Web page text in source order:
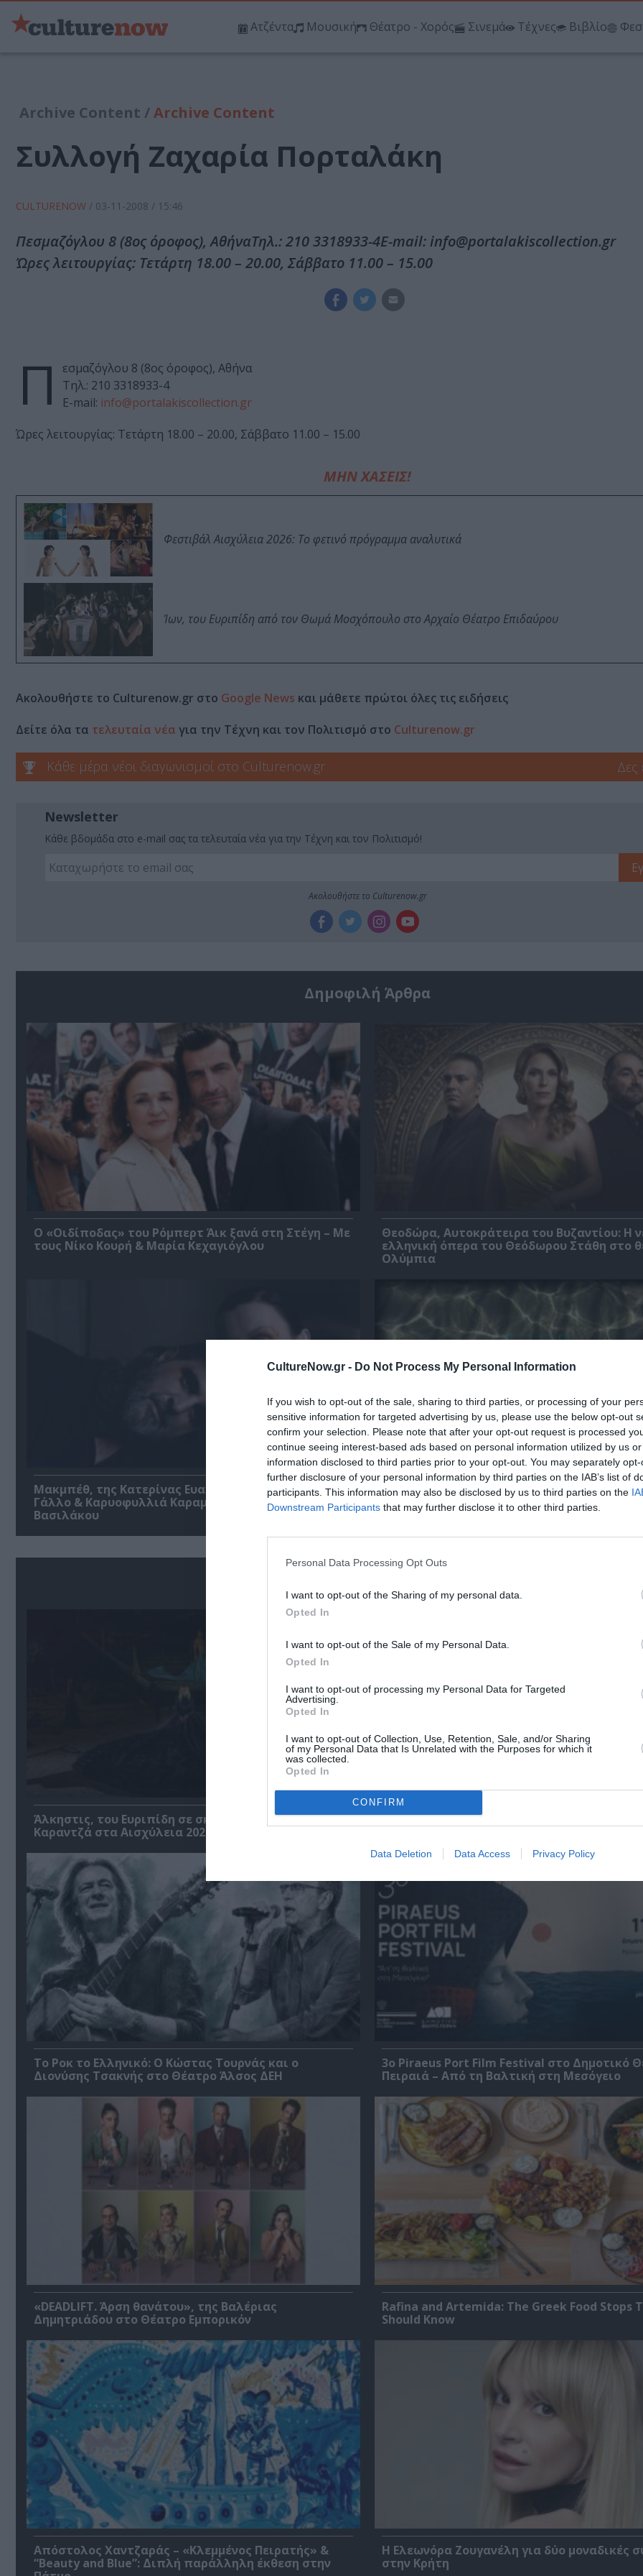
CultureNow.gr - Do Not Process My Personal Information
If you wish to opt-out of the sale, sharing to third parties, or processing of your
sensitive information for targeted advertising by us, please use the below opt-out
confirm your selection. Please note that after your opt-out request is processed
continue seeing interest-based ads based on personal information utilized by us
information disclosed to third parties prior to your opt-out. You may separately
further disclosure of your personal information by third parties on the IAB’s list of
participants. This information may also be disclosed by us to third parties on the
Downstream Participants that may further disclose it to other third parties.
Personal Data Processing Opt Outs
I want to opt-out of the Sharing of my personal data.
Opted In
I want to opt-out of the Sale of my Personal Data.
Opted In
I want to opt-out of processing my Personal Data for Targeted
Advertising.
Opted In
I want to opt-out of Collection, Use, Retention, Sale, and/or Sharing
of my Personal Data that Is Unrelated with the Purposes for which it
was collected.
Opted In
CONFIRM
Data Deletion Data Access Privacy Policy
Ατζέντα Μουσική Θέατρο - Χορός Σινεμά Τέχνες Βιβλίο
Archive Content /Archive Content
Συλλογή Ζαχαρία Πορταλάκη
CULTURENOW / 03-11-2008 / 15:46
Πεσμαζόγλου 8 (8ος όροφος), ΑθήναΤηλ.: 210 3318933-4E-mail: info@portalakiscollection.gr
Ώρες λειτουργίας: Τετάρτη 18.00 – 20.00, Σάββατο 11.00 – 15.00
Π
εσμαζόγλου 8 (8ος όροφος), Αθήνα
Τηλ.: 210 3318933-4
E-mail: info@portalakiscollection.gr
Ώρες λειτουργίας: Τετάρτη 18.00 – 20.00, Σάββατο 11.00 – 15.00
ΜΗΝ ΧΑΣΕΙΣ!
Φεστιβάλ Αισχύλεια 2026: Το φετινό πρόγραμμα αναλυτικά
Ίων, του Ευριπίδη από τον Θωμά Μοσχόπουλο στο Αρχαίο Θέατρο Επιδαύρου
Ακολουθήστε το Culturenow.gr στο Google News και μάθετε πρώτοι όλες τις ειδήσεις
Δείτε όλα τα τελευταία νέα για την Τέχνη και τον Πολιτισμό στο Culturenow.gr
Κάθε μέρα νέοι διαγωνισμοί στο Culturenow.gr Δες
Newsletter
Κάθε βδομάδα στο e-mail σας τα τελευταία νέα για την Τέχνη και τον Πολιτισμό!
Ακολουθήστε το Culturenow.gr
Δημοφιλή Άρθρα
O «Οιδίποδας» του Ρόμπερτ Άικ ξανά στη Στέγη – Με
τους Νίκο Κουρή & Μαρία Κεχαγιόγλου
Θεοδώρα, Αυτοκράτειρα του Βυζαντίου: Η
ελληνική όπερα του Θεόδωρου Στάθη στο
Ολύμπια
Μακμπέθ, της Κατερίνας Ευαγγελάτου με Γιώργο
Γάλλο & Καρυοφυλλιά Καραμπέτη στο Θέατρο
Βασιλάκου
32οι Πλοές – Το Αίνιγμα της Εικόνας:
στο Ίδρυμα Π. & Μ. Κυδωνιέως
Άλκηστις, του Ευριπίδη σε σκηνοθεσία Δημήτρη
Καραντζά στα Αισχύλεια 2026
Φεστιβάλ Αθηνών Επιδαύρου 2026: Ένας
Το Ροκ το Ελληνικό: Ο Κώστας Τουρνάς και ο
Διονύσης Τσακνής στο Θέατρο Άλσος ΔΕΗ
3o Piraeus Port Film Festival στο Δημοτικό
Πειραιά – Από τη Βαλτική στη Μεσόγειο
«DEADLIFT. Άρση θανάτου», της Βαλέριας
Δημητριάδου στο Θέατρο Εμπορικόν
Rafina and Artemida: The Greek Food Stops
Should Know
Απόστολος Χαντζαράς – «Κλεμμένος Πειρατής» &
“Beauty and Blue”: Διπλή παράλληλη έκθεση στην
Η Ελεωνόρα Ζουγανέλη για δύο μοναδικές
στην Κρήτη